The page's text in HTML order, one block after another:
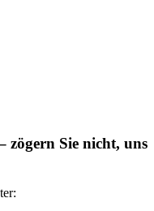
zögern Sie nicht, uns